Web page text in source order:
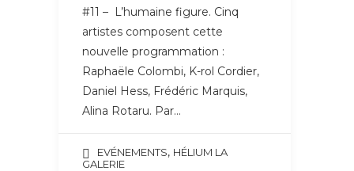
#11 – L’humaine figure. Cinq
artistes composent cette
nouvelle programmation :
Raphaële Colombi, K-rol Cordier,
Daniel Hess, Frédéric Marquis,
Alina Rotaru. Par…
EVÉNEMENTS, HÉLIUM LA
GALERIE